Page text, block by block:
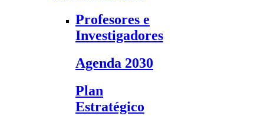
Profesores e
Investigadores
Agenda 2030
Plan
Estratégico